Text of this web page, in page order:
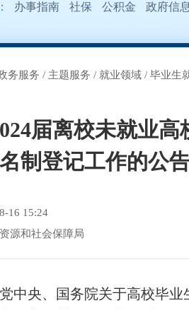
办事指南 社保 公积金 政府信
务服务 / 主题服务 / 就业领域 / 毕业生
届离校未就业高
制登记工作的公
16 15:24
源和社会保障局
央、国务院关于高校毕业